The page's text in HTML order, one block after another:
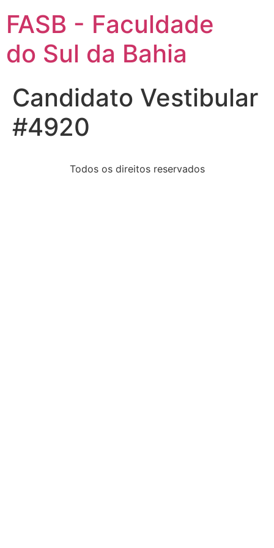
FASB - Faculdade
do Sul da Bahia
Candidato Vestibular
#4920
Todos os direitos reservados